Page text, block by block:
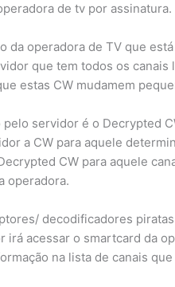
de tv por assinatura.
da operadora de TV que
que tem todos os canais
estas CW mudamem
servidor é o Decrypted
a CW para aquele
CW para aquele
operadora.
decodificadores
acessar o smartcard da
na lista de canais